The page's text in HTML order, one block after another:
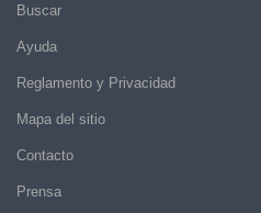
Buscar
Ayuda
Reglamento y Privacidad
Mapa del sitio
Contacto
Prensa